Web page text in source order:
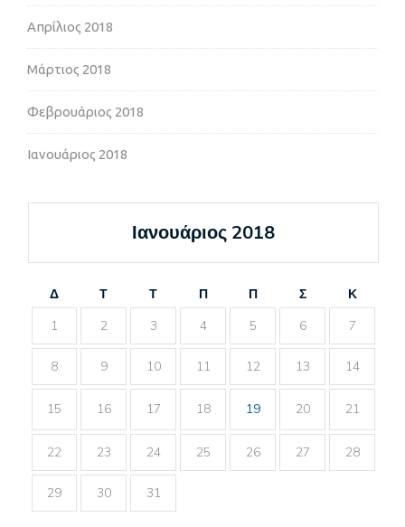
Απρίλιος 2018
Μάρτιος 2018
Φεβρουάριος 2018
Ιανουάριος 2018
Ιανουάριος 2018
Δ Τ Τ Π Π Σ
Κ
1
2 3 4 5 6 7
8 9 10 11 12 13 14
15 16 17 18 19 20 21
22 23 24 25 26 27 28
29 30 31